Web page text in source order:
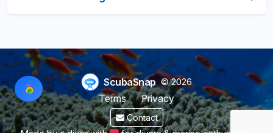
ScubaSnap © 2026
Terms
Privacy
Contact